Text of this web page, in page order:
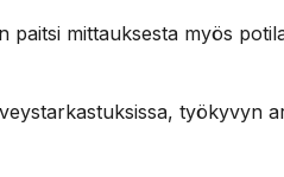
mittauksesta myös
työkyvyn